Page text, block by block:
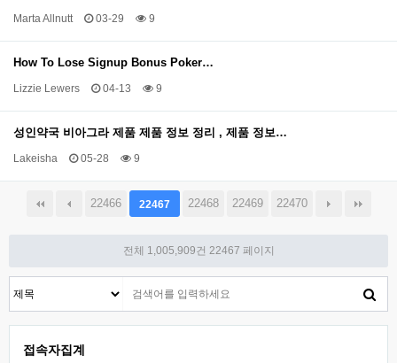
Marta Allnutt 03-29 9
How To Lose Signup Bonus Poker…
Lizzie Lewers 04-13 9
성인약국 비아그라 제품 제품 정보 정리 , 제품 정보…
Lakeisha 05-28 9
22466 22467 22468 22469 22470
전체 1,005,909건 22467 페이지
접속자집계